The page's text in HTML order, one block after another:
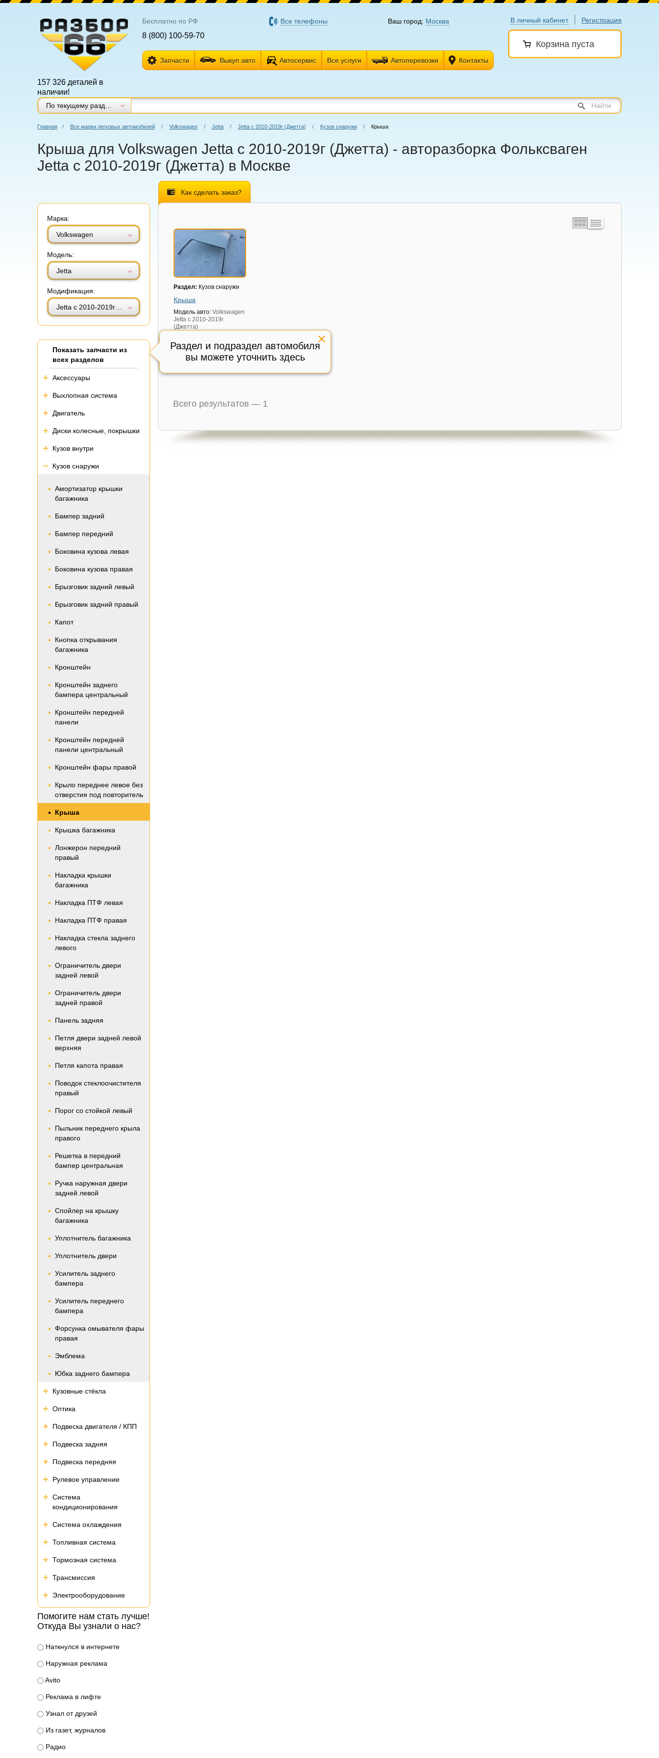
В личный кабинет Регистрация
Корзина пуста
157 326 деталей в
наличии!
Бесплатно по РФ
8 (800) 100-59-70
Все телефоны Ваш город: Москва
Запчасти Выкуп авто Автосервис Все услуги Автоперевозки Контакты
Найти
Главная / Все марки легковых автомобилей / Volkswagen / Jetta / Jetta с 2010-2019г (Джетта) / Кузов снаружи / Крыша
Крыша для Volkswagen Jetta с 2010-2019г (Джетта) - авторазборка Фольксваген
Jetta с 2010-2019г (Джетта) в Москве
Марка:
Volkswagen
Модель:
Jetta
Модификация:
Раздел и подраздел автомобиля
вы можете уточнить здесь
Показать запчасти из
всех разделов
Аксессуары
Выхлопная система
Двигатель
Диски колесные, покрышки
Кузов внутри
Кузов снаружи
Амортизатор крышки
багажника
Бампер задний
Бампер передний
Боковина кузова левая
Боковина кузова правая
Брызговик задний левый
Брызговик задний правый
Капот
Кнопка открывания
багажника
Кронштейн
Кронштейн заднего
бампера центральный
Кронштейн передней
панели
Кронштейн передней
панели центральный
Кронштейн фары правой
Крыло переднее левое без
отверстия под повторитель
Крыша
Крышка багажника
Лонжерон передний
правый
Накладка крышки
багажника
Накладка ПТФ левая
Накладка ПТФ правая
Накладка стекла заднего
левого
Ограничитель двери
задней левой
Ограничитель двери
задней правой
Панель задняя
Петля двери задней левой
верхняя
Петля капота правая
Поводок стеклоочистителя
правый
Порог со стойкой левый
Пыльник переднего крыла
правого
Решетка в передний
бампер центральная
Ручка наружная двери
задней левой
Спойлер на крышку
багажника
Уплотнитель багажника
Уплотнитель двери
Усилитель заднего
бампера
Усилитель переднего
бампера
Форсунка омывателя фары
правая
Эмблема
Юбка заднего бампера
Кузовные стёкла
Оптика
Подвеска двигателя / КПП
Подвеска задняя
Подвеска передняя
Рулевое управление
Система
кондиционирования
Система охлаждения
Топливная система
Тормозная система
Трансмиссия
Электрооборудование
Помогите нам стать лучше!
Откуда Вы узнали о нас?
Наткнулся в интернете
Наружная реклама
Avito
Реклама в лифте
Узнал от друзей
Из газет, журналов
Радио
Как сделать заказ?
Раздел: Кузов снаружи
Крыша
Модель авто: Volkswagen
Jetta с 2010-2019г
(Джетта)
см.фото,
Внутренний код:578101
Всего результатов — 1